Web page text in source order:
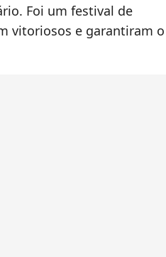
Foi um festival de
vitoriosos e garantiram o